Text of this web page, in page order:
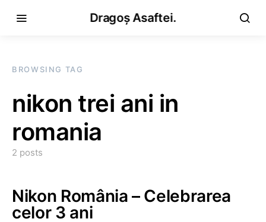
Dragoș Asaftei.
BROWSING TAG
nikon trei ani in
romania
2 posts
Nikon România – Celebrarea
celor 3 ani